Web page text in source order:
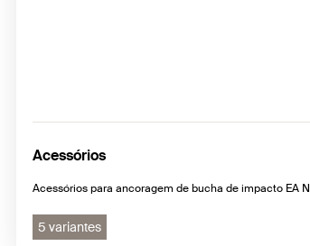
Acessórios
Acessórios para ancoragem de bucha de impacto EA N
5 variantes